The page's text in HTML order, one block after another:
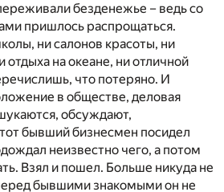
безденежье – ведь со
пришлось распрощаться.
ни салонов красоты, ни
на океане, ни отличной
что потеряно. И
в обществе, деловая
обсуждают,
бывший бизнесмен посидел
неизвестно чего, а потом
Взял и пошел. Больше никуда не
бывшими знакомыми он не